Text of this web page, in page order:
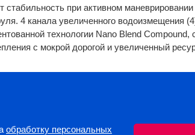
при активном
4 канала увеличенного водоизмещения
технологии Nano Blend Compound,
с мокрой дорогой и увеличенный
обработку персональных